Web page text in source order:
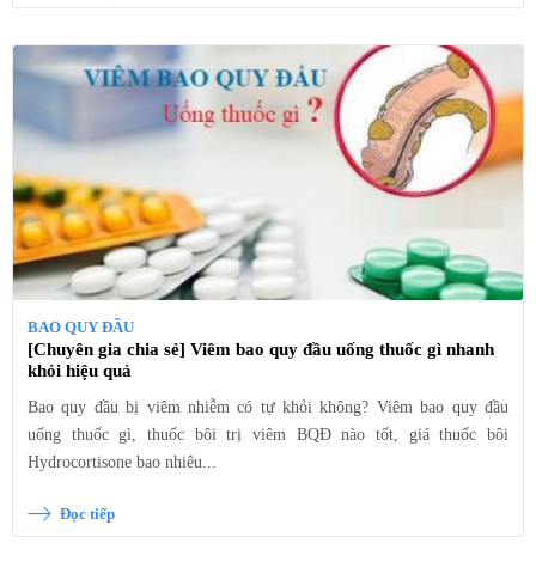
BAO QUY ĐẦU
[Chuyên gia chia sẻ] Viêm bao quy đầu uống thuốc gì nhanh
khỏi hiệu quả
Bao quy đầu bị viêm nhiễm có tự khỏi không? Viêm bao quy đầu
uống thuốc gì, thuốc bôi trị viêm BQĐ nào tốt, giá thuốc bôi
Hydrocortisone bao nhiêu...
Đọc tiếp